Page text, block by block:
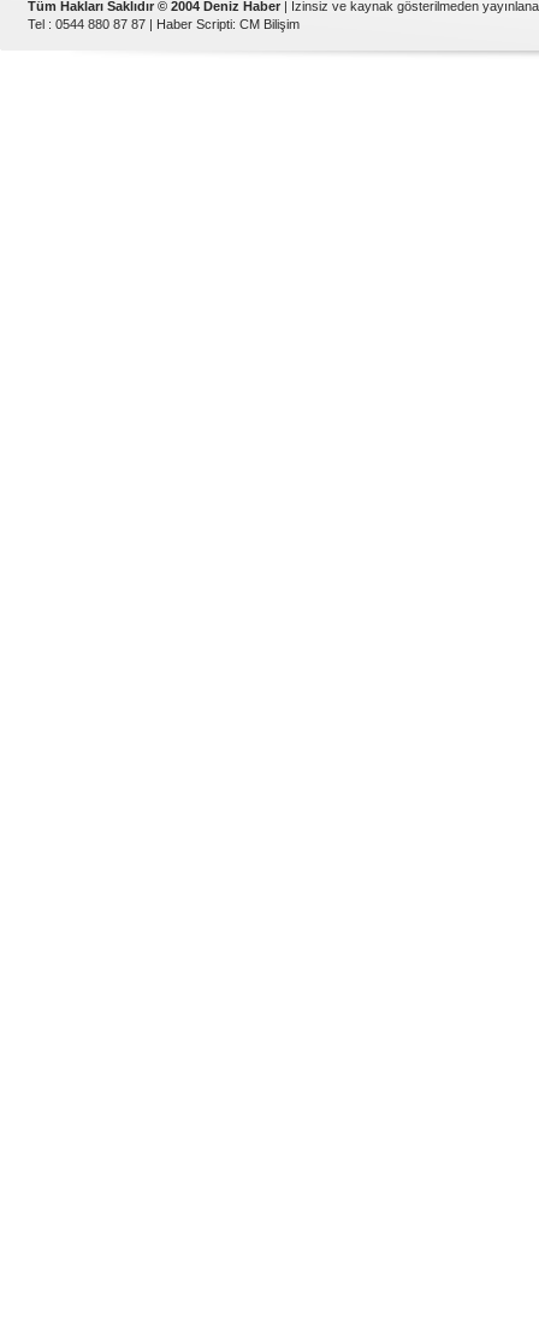
Tüm Hakları Saklıdır © 2004 Deniz Haber | İzinsiz ve kaynak gösterilmeden
Tel : 0544 880 87 87 | Haber Scripti: CM Bilişim